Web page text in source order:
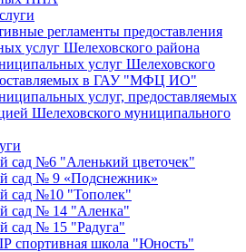
регламенты предоставления
услуг Шелеховского района
услуг Шелеховского
в ГАУ "МФЦ ИО"
услуг, предоставляемых
Шелеховского муниципального
сад №6 "Аленький цветочек"
сад № 9 «Подснежник»
сад №10 "Тополек"
сад № 14 "Аленка"
сад № 15 "Радуга"
спортивная школа "Юность"